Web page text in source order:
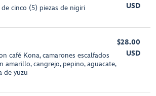
cinco (5) piezas de nigiri
USD
café Kona, camarones escalfados
amarillo, cangrejo, pepino, aguacate,
de yuzu
$28.00
USD